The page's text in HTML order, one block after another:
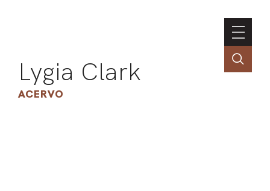
Lygia Clark
ACERVO